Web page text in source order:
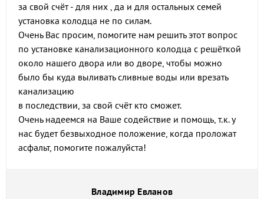
за свой счёт - для них , да и для остальных семей
установка колодца не по силам.
Очень Вас просим, помогите нам решить этот вопрос
по установке канализационного колодца с решёткой
около нашего двора или во дворе, чтобы можно
было бы куда выливать сливные воды или врезать
канализацию
в последствии, за свой счёт кто сможет.
Очень надеемся на Ваше содействие и помощь, т.к. у
нас будет безвыходное положение, когда проложат
асфальт, помогите пожалуйста!
Владимир Евланов